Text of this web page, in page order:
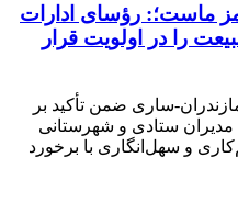
ماست؛: رؤسای ادارات
را در اولویت قرار
ساری ضمن تأکید بر
ستادی و شهرستانی
و سهل‌انگاری با برخورد